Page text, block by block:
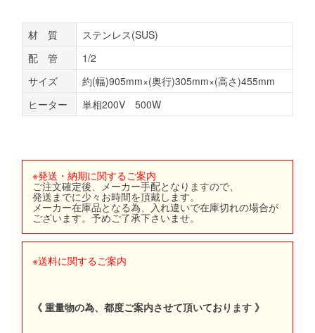
材 質
ステンレス(SUS)
配 管
1/2
サイズ
約(幅)905mm×(奥行)305mm×(高さ)455mm
ヒーター
単相200V 500W
※発送・納期に関するご案内
ご注文確定後、メーカー手配となりますので、
発送までに少々お時間を頂戴します。
メーカー在庫品となる為、入れ違いで在庫切れの場合が
ございます。予めご了承下さいませ。
※送料に関するご案内
《 重量物の為、都度ご案内させて頂いております 》